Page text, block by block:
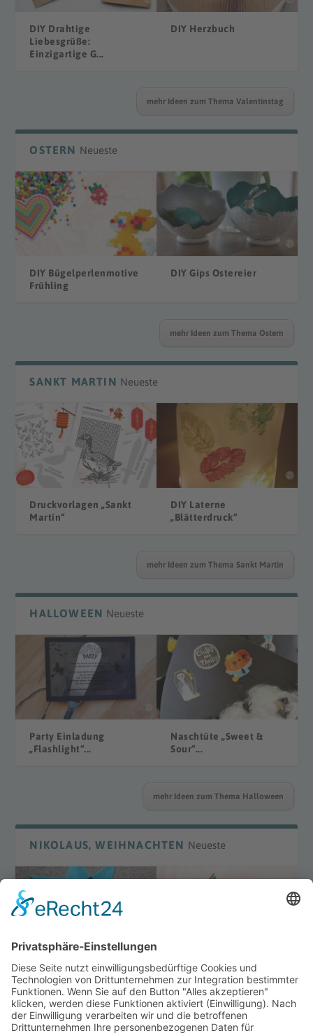
DIY Drahtige
Liebesgrüße:
Einzigartige G...
DIY Herzbuch
mehr Ideen zum Thema Valentinstag
OSTERN Neueste
DIY Bügelperlenmotive
Frühling
DIY Gips Ostereier
mehr Ideen zum Thema Ostern
SANKT MARTIN Neueste
Druckvorlagen „Sankt
Martin“
DIY Laterne
„Blätterdruck“
mehr Ideen zum Thema Sankt Martin
HALLOWEEN Neueste
Party Einladung
„Flashlight“...
Naschtüte „Sweet &
Sour“...
mehr Ideen zum Thema Halloween
NIKOLAUS, WEIHNACHTEN Neueste
DIY Laterne „Waldorf“
DIY Bügelperlenmotive
Winter
mehr Ideen zum Thema Weihnachten